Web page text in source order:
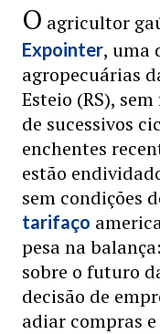
O agricultor
Expointer, uma
agropecuárias
Esteio (RS),
de sucessivos
enchentes
estão
sem condições
tarifaço
pesa na
sobre o futuro
decisão de
adiar compras